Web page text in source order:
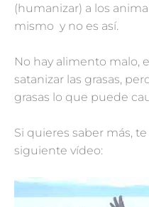
(humanizar) a los
mismo y no es así.
No hay alimento malo,
satanizar las grasas,
grasas lo que puede
Si quieres saber más,
siguiente vídeo: